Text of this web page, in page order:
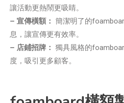
讓活動更熱鬧更吸睛。
– 宣傳橫額： 簡潔明了的
息，讓宣傳更有效率。
– 店鋪招牌： 獨具風格的
度，吸引更多顧客。